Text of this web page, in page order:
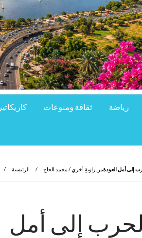
رياضة ثقافة ومنوعات كاريكاتير
الرئيسية من زاويةٍ أخري / محمد الحاجإلى أمل العودة
إلى أمل